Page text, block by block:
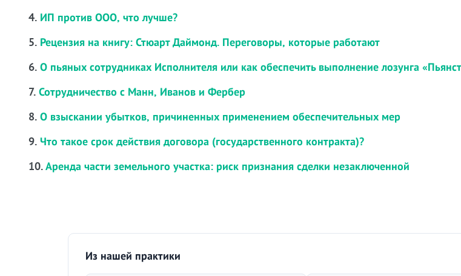
4. ИП против ООО, что лучше?
5. Рецензия на книгу: Стюарт Даймонд. Переговоры, которые работают
6. О пьяных сотрудниках Исполнителя или как обеспечить выполнение лозунга
7. Сотрудничество с Манн, Иванов и Фербер
8. О взыскании убытков, причиненных применением обеспечительных мер
9. Что такое срок действия договора (государственного контракта)?
10.Аренда части земельного участка: риск признания сделки незаключенной
Из нашей практики